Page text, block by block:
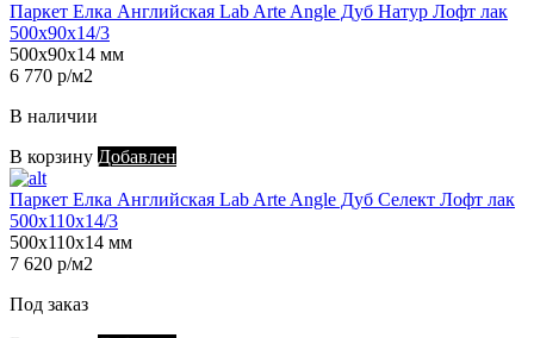
Паркет Елка Английская Lab Arte Angle Дуб Натур Лофт лак
500х90х14/3
500х90х14 мм
6 770 р/м2
В наличии
В корзину Добавлен
Паркет Елка Английская Lab Arte Angle Дуб Селект Лофт лак
500х110х14/3
500х110х14 мм
7 620 р/м2
Под заказ